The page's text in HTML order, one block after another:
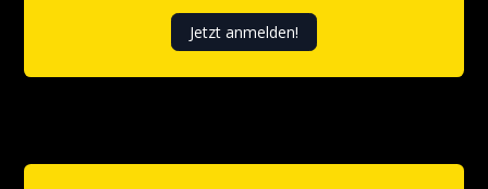
Jetzt anmelden!